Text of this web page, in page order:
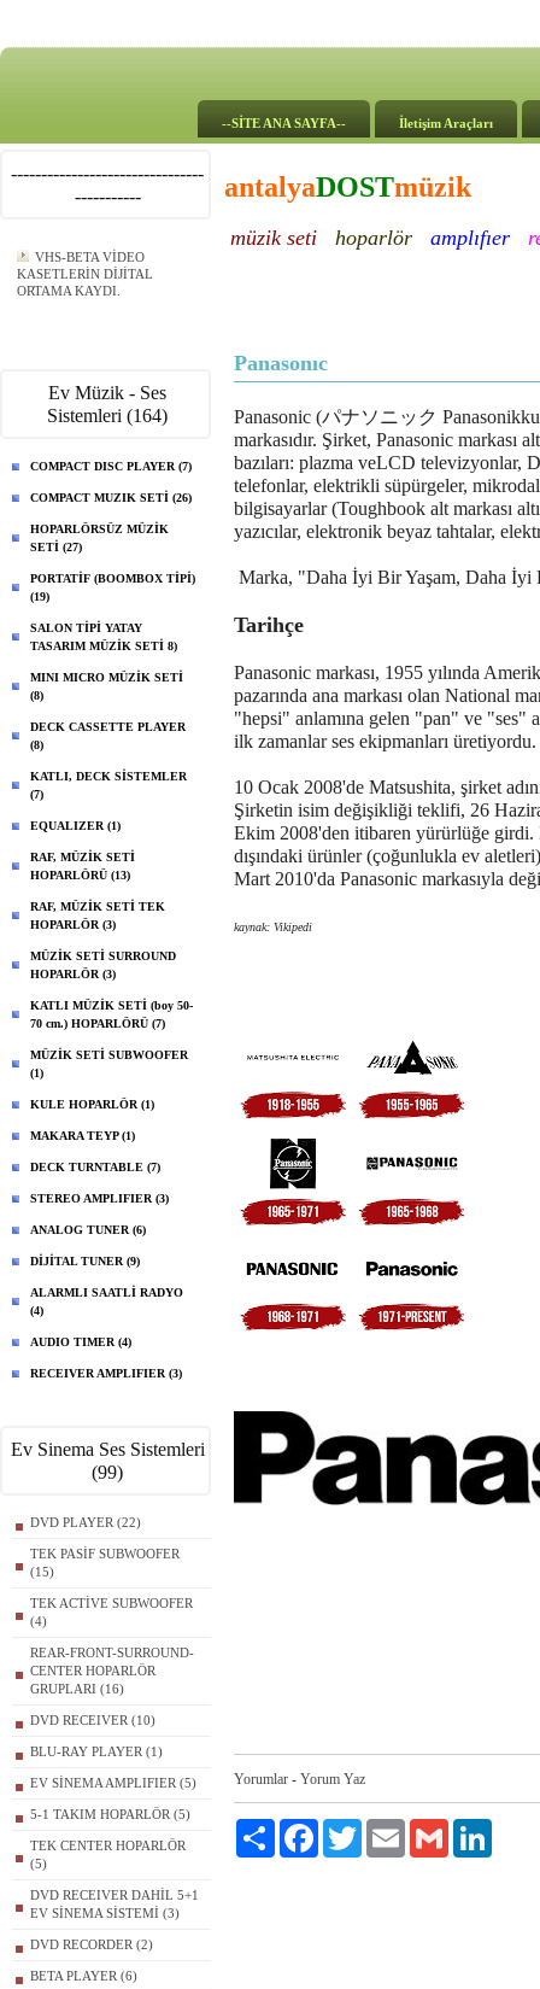
--SİTE ANA SAYFA-- İletişim Araçları
--------------------------------
-----------
VHS-BETA VİDEO
KASETLERİN DİJİTAL
ORTAMA KAYDI.
Ev Müzik - Ses
Sistemleri (164)
COMPACT DISC PLAYER (7)
COMPACT MUZIK SETİ (26)
HOPARLÖRSÜZ MÜZİK
SETİ (27)
PORTATİF (BOOMBOX TİPİ)
(19)
SALON TİPİ YATAY
TASARIM MÜZİK SETİ 8)
MINI MICRO MÜZİK SETİ
(8)
DECK CASSETTE PLAYER
(8)
KATLI, DECK SİSTEMLER
(7)
EQUALIZER (1)
RAF, MÜZİK SETİ
HOPARLÖRÜ (13)
RAF, MÜZİK SETİ TEK
HOPARLÖR (3)
MÜZİK SETİ SURROUND
HOPARLÖR (3)
KATLI MÜZİK SETİ (boy 50-
70 cm.) HOPARLÖRÜ (7)
MÜZİK SETİ SUBWOOFER
(1)
KULE HOPARLÖR (1)
MAKARA TEYP (1)
DECK TURNTABLE (7)
STEREO AMPLIFIER (3)
ANALOG TUNER (6)
DİJİTAL TUNER (9)
ALARMLI SAATLİ RADYO
(4)
AUDIO TIMER (4)
RECEIVER AMPLIFIER (3)
Ev Sinema Ses Sistemleri
(99)
DVD PLAYER (22)
TEK PASİF SUBWOOFER
(15)
TEK ACTİVE SUBWOOFER
(4)
REAR-FRONT-SURROUND-
CENTER HOPARLÖR
GRUPLARI (16)
DVD RECEIVER (10)
BLU-RAY PLAYER (1)
EV SİNEMA AMPLIFIER (5)
5-1 TAKIM HOPARLÖR (5)
TEK CENTER HOPARLÖR
(5)
DVD RECEIVER DAHİL 5+1
EV SİNEMA SİSTEMİ (3)
DVD RECORDER (2)
BETA PLAYER (6)
antalyaDOSTmüzik
müzik seti hoparlör amplıfıer
Panasonıc
Panasonic (パナソニック
markasıdır. Şirket, Panasonic markası
bazıları: plazma veLCD televizyonlar,
telefonlar, elektrikli süpürgeler,
bilgisayarlar (Toughbook alt markası
yazıcılar, elektronik beyaz tahtalar,
Marka, "Daha İyi Bir Yaşam, Daha İyi
Tarihçe
Panasonic markası, 1955 yılında
pazarında ana markası olan National
"hepsi" anlamına gelen "pan" ve "ses"
ilk zamanlar ses ekipmanları
10 Ocak 2008'de Matsushita, şirket
Şirketin isim değişikliği teklifi, 26
Ekim 2008'den itibaren yürürlüğe girdi.
dışındaki ürünler (çoğunlukla ev
Mart 2010'da Panasonic markasıyla
kaynak: Vikipedi
Yorumlar - Yorum Yaz
Paylaş FacebookTwitter Email Gmail